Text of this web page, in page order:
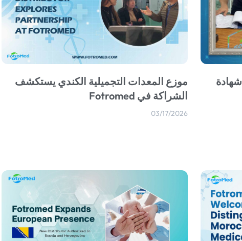
Fotromed يحصل على ISO 13485 شهادة
موزع المعدات التجميلية الكندي يستكشف
الشراكة في Fotromed
03/17/2026